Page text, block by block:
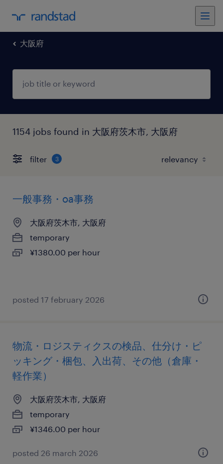
大阪府
1154 jobs found in 大阪府茨木市, 大阪府
filter 3
一般事務・oa事務
大阪府茨木市, 大阪府
temporary
¥1380.00 per hour
posted 17 february 2026
物流・ロジスティクスの検品、仕分け・ピ
ッキング・梱包、入出荷、その他（倉庫・
軽作業）
大阪府茨木市, 大阪府
temporary
¥1346.00 per hour
posted 26 march 2026